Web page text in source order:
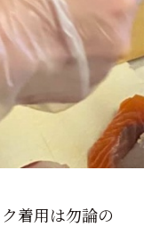
着用は勿論の